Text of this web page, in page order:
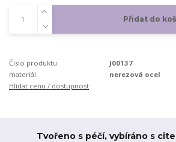
Přidat do
Číslo produktu:
J00137
materiál:
nerezová ocel
Hlídat cenu / dostupnost
Tvořeno s péčí, vybíráno s